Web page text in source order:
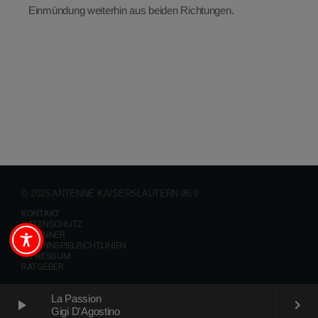
play_arrow
La Passion
Gigi D'Agostino
keyboard_arrow_right
Einmündung weiterhin aus beiden Richtungen.
© 2025 ANTENNE KAISERSLAUTERN 96.9
KONTAKT
DATENSCHUTZ
GEWINNER
GEWINNSPIELRICHTLINIEN
IMPRESSUM
RATGEBER